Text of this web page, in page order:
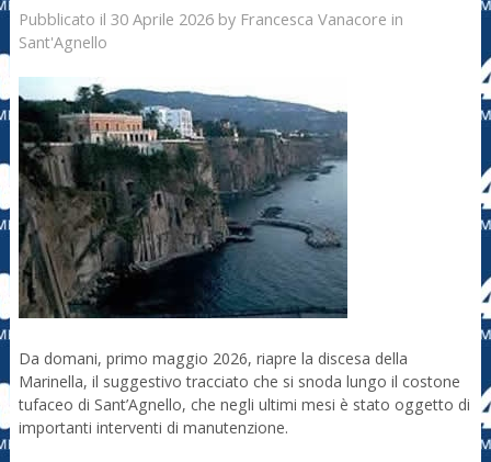
Pubblicato il 30 Aprile 2026by Francesca Vanacore in
Sant'Agnello
Da domani, primo maggio 2026, riapre la discesa della
Marinella, il suggestivo tracciato che si snoda lungo il costone
tufaceo di Sant’Agnello, che negli ultimi mesi è stato oggetto di
importanti interventi di manutenzione.